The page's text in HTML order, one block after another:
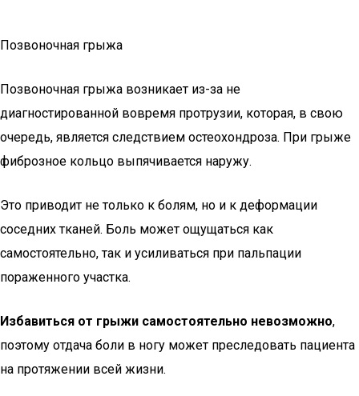
Позвоночная грыжа
Позвоночная грыжа возникает из-за не
диагностированной вовремя протрузии, которая, в свою
очередь, является следствием остеохондроза. При грыже
фиброзное кольцо выпячивается наружу.
Это приводит не только к болям, но и к деформации
соседних тканей. Боль может ощущаться как
самостоятельно, так и усиливаться при пальпации
пораженного участка.
Избавиться от грыжи самостоятельно невозможно,
поэтому отдача боли в ногу может преследовать пациента
на протяжении всей жизни.